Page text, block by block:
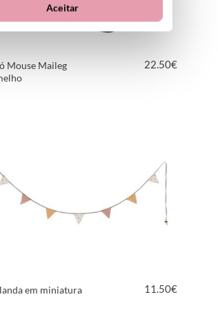
Mouse Maileg
22.50€
em miniatura 11.50€
Aceitar